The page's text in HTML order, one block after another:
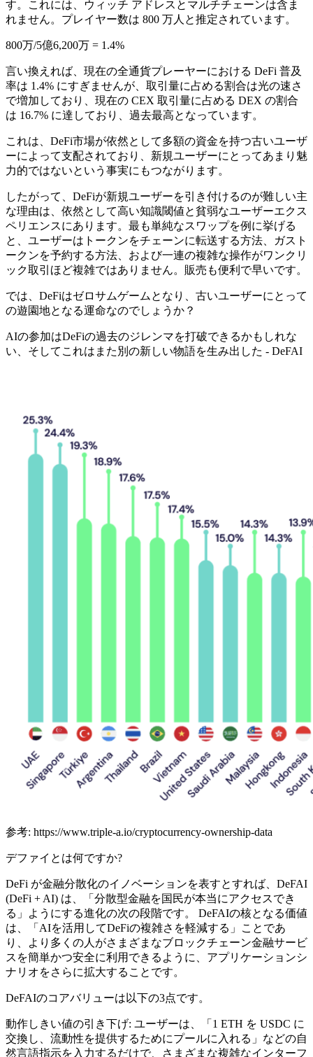
す。これには、ウィッチ アドレスとマルチチェーンは含ま
れません。プレイヤー数は 800 万人と推定されています。
800万/5億6,200万 = 1.4%
言い換えれば、現在の全通貨プレーヤーにおける DeFi 普及
率は 1.4% にすぎませんが、取引量に占める割合は光の速さ
で増加しており、現在の CEX 取引量に占める DEX の割合
は 16.7% に達しており、過去最高となっています。
これは、DeFi市場が依然として多額の資金を持つ古いユーザ
ーによって支配されており、新規ユーザーにとってあまり魅
力的ではないという事実にもつながります。
したがって、DeFiが新規ユーザーを引き付けるのが難しい主
な理由は、依然として高い知識閾値と貧弱なユーザーエクス
ペリエンスにあります。最も単純なスワップを例に挙げる
と、ユーザーはトークンをチェーンに転送する方法、ガスト
ークンを予約する方法、および一連の複雑な操作がワンクリ
ック取引ほど複雑ではありません。販売も便利で早いです。
では、DeFiはゼロサムゲームとなり、古いユーザーにとって
の遊園地となる運命なのでしょうか？
AIの参加はDeFiの過去のジレンマを打破できるかもしれな
い、そしてこれはまた別の新しい物語を生み出した - DeFAI
参考: https://www.triple-a.io/cryptocurrency-ownership-data
デファイとは何ですか?
DeFi が金融分散化のイノベーションを表すとすれば、DeFAI
(DeFi + AI) は、「分散型金融を国民が本当にアクセスでき
る」ようにする進化の次の段階です。 DeFAIの核となる価値
は、「AIを活用してDeFiの複雑さを軽減する」ことであ
り、より多くの人がさまざまなブロックチェーン金融サービ
スを簡単かつ安全に利用できるように、アプリケーションシ
ナリオをさらに拡大することです。
DeFAIのコアバリューは以下の3点です。
動作しきい値の引き下げ: ユーザーは、「1 ETH を USDC に
交換し、流動性を提供するためにプールに入れる」などの自
然言語指示を入力するだけで、さまざまな複雑なインターフ